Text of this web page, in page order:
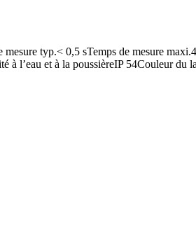
typ.< 0,5 sTemps de mesure
l’eau et à la poussièreIP 54Couleur du